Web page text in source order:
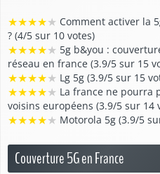
★★★★★ Comment activer la
? (4/5 sur 10 votes)
★★★★★ 5g b&you :
réseau en france (3.9/5 sur 15
★★★★★ Lg 5g (3.9/5 sur 15
★★★★★ La france ne pourra
voisins européens (3.9/5 sur 14
★★★★★ Motorola 5g (3.9/5
Couverture 5G en France